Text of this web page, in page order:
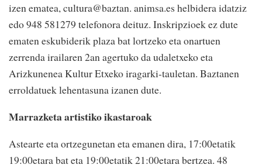
izen ematea, cultura@baztan. animsa.es helbidera idatziz
edo 948 581279 telefonora deituz. Inskripzioek ez dute
ematen eskubiderik plaza bat lortzeko eta onartuen
zerrenda irailaren 2an agertuko da udaletxeko eta
Arizkunenea Kultur Etxeko iragarki-tauletan. Baztanen
erroldatuek lehentasuna izanen dute.
Marrazketa artistiko ikastaroak
Astearte eta ortzegunetan eta emanen dira, 17:00etatik
19:00etara bat eta 19:00etatik 21:00etara bertzea. 48